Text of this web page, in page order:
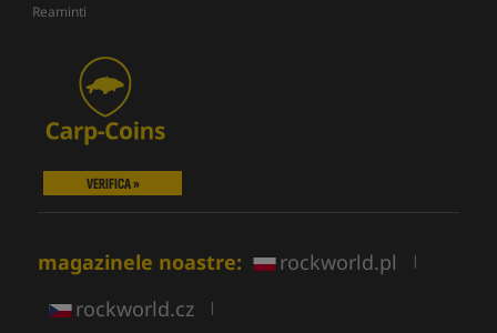
Reaminti
VERIFICA »
magazinele noastre: rockworld.pl |
rockworld.cz |